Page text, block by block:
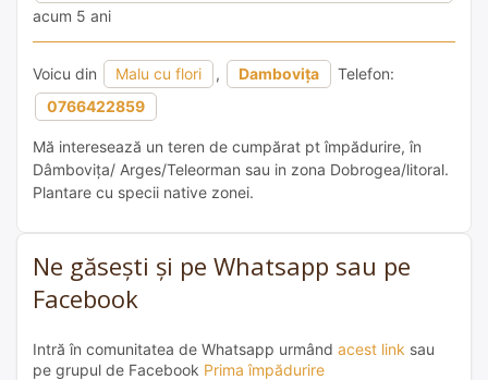
acum 5 ani
Voicu din Malu cu flori , Dambovița
Telefon:
0766422859
Mă interesează un teren de cumpărat pt împădurire, în
Dâmbovița/ Arges/Teleorman sau in zona Dobrogea/litoral.
Plantare cu specii native zonei.
Ne găsești și pe Whatsapp sau pe
Facebook
Intră în comunitatea de Whatsapp urmând acest link sau
pe grupul de Facebook Prima împădurire